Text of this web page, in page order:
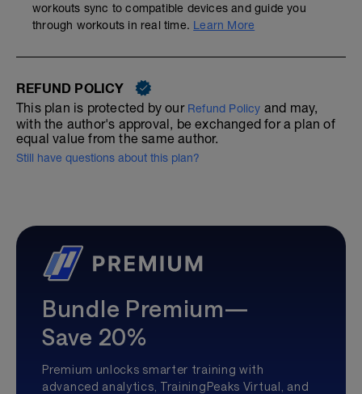
workouts sync to compatible devices and guide you
through workouts in real time. Learn More
REFUND POLICY
This plan is protected by our Refund Policy and may,
with the author's approval, be exchanged for a plan of
equal value from the same author.
Still have questions about this plan?
Bundle Premium—
Save 20%
Premium unlocks smarter training with
advanced analytics, TrainingPeaks Virtual, and